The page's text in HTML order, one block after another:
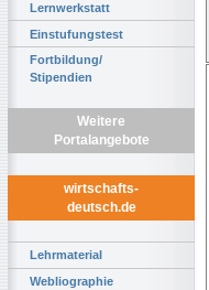
Lernwerkstatt
Einstufungstest
Fortbildung/
Stipendien
Weitere
Portalangebote
wirtschafts-
deutsch.de
Lehrmaterial
Webliographie